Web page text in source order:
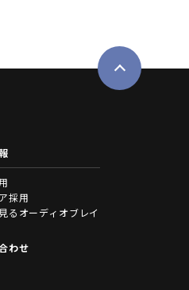
採用
るオーディオブレイ
わせ